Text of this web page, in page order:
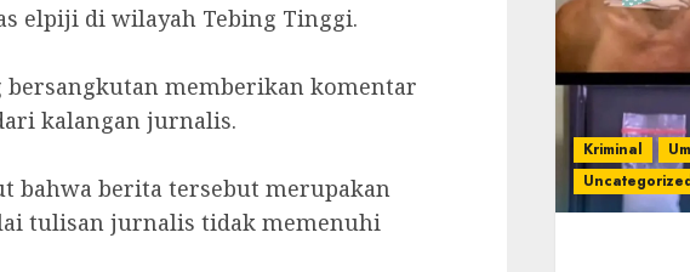
elpiji di wilayah Tebing Tinggi.
memberikan komentar
kalangan jurnalis.
bahwa berita tersebut merupakan
tulisan jurnalis tidak memenuhi
Kriminal